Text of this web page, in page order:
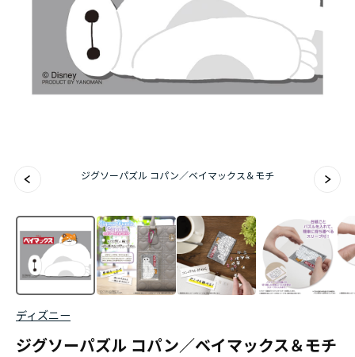
ジグソーパズル コパン／ベイマックス＆モチ
ディズニー
ジグソーパズル コパン／ベイマックス＆モチ